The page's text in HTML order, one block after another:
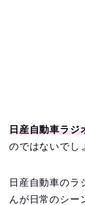
日産自動車ラジ
のではないでし
日産自動車のラ
んが日常のシー